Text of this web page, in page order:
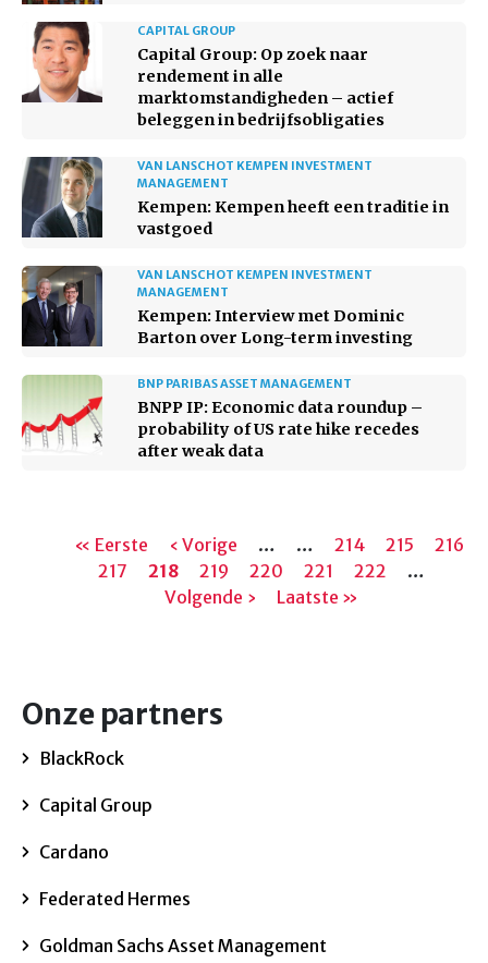
CAPITAL GROUP
Capital Group: Op zoek naar
rendement in alle
marktomstandigheden – actief
beleggen in bedrijfsobligaties
VAN LANSCHOT KEMPEN INVESTMENT
MANAGEMENT
Kempen: Kempen heeft een traditie in
vastgoed
VAN LANSCHOT KEMPEN INVESTMENT
MANAGEMENT
Kempen: Interview met Dominic
Barton over Long-term investing
BNP PARIBAS ASSET MANAGEMENT
BNPP IP: Economic data roundup –
probability of US rate hike recedes
after weak data
Paginering
Eerste
pagina
« Eerste
Vorige
pagina
‹ Vorige … … Pagina
214 Pagina
215
216
Pagina
217
Huidige
pagina
218 Pagina
219 Pagina
220 Pagina
221 Pagina
222 …
Volgende ›
Laatste
Laatste »
Onze partners
BlackRock
Capital Group
Cardano
Federated Hermes
Goldman Sachs Asset Management